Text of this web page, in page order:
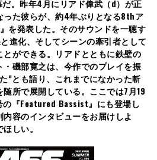
。昨年4月にリアド偉武（d）が正
った彼らが、約4年ぶりとなる8thア
を発表した。そのサウンドを一聴す
進化、そしてシーンの牽引者として
ができる。リアドとともに鉄壁の
磯部寛之は、今作でのプレイを振
”とも語り、これまでになかった斬
所で展開している。ここでは7月19
『Featured Bassist』にも登場し
容のインタビューをお届けしよ
しい。